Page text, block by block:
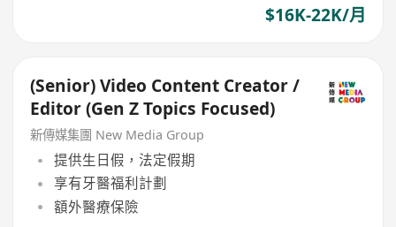
$16K-22K/月
(Senior) Video Content Creator /
Editor (Gen Z Topics Focused)
新傳媒集團 New Media Group
提供生日假，法定假期
享有牙醫福利計劃
額外醫療保險